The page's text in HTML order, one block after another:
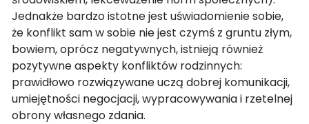
Jednakże bardzo istotne jest uświadomienie sobie,
że konflikt sam w sobie nie jest czymś z gruntu złym,
bowiem, oprócz negatywnych, istnieją również
pozytywne aspekty konfliktów rodzinnych:
prawidłowo rozwiązywane uczą dobrej komunikacji,
umiejętności negocjacji, wypracowywania i rzetelnej
obrony własnego zdania.